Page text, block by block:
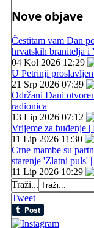
Nove objave
Čestitam vam Dan
hrvatskih branitelja i
04 Kol 2026 12:29
U Petrinji
21 Srp 2026 07:39
Održani Dani
radionica
13 Lip 2026 07:12
Vrijeme za buđenje
11 Lip 2026 11:30
Crne mambe su
starenje 'Zlatni puls'
11 Lip 2026 10:29
Traži...
Tweet